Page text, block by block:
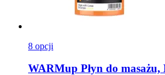
8 opcji
WARMup Płyn do